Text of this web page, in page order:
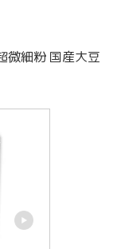
微細粉 国産大豆